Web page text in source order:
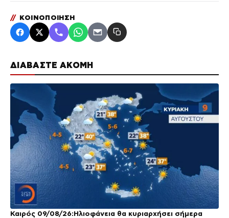
ΔΙΑΒΑΣΤΕ ΑΚΟΜΗ
Καιρός 09/08/26:Ηλιοφάνεια θα κυριαρχήσει σήμερα
// ΚΟΙΝΟΠΟΙΗΣΗ